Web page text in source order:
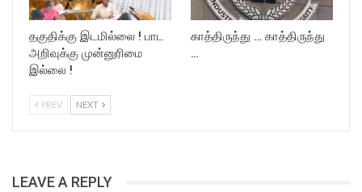
தகுதிக்கு இடமில்லை ! பாட
அறிவுக்கு முன்னுரிமை
இல்லை !
காத்திருந்து … காத்திருந்து
…
PREV NEXT
LEAVE A REPLY